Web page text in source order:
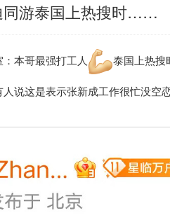
同游泰国上热搜时……
本哥最强打工人 泰国上热
说这是表示张新成工作很忙没空